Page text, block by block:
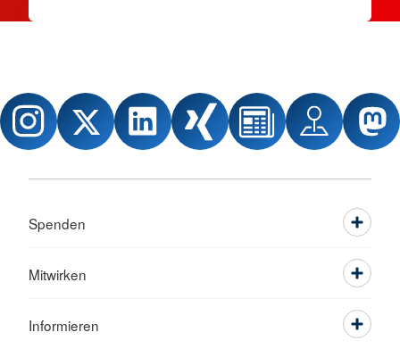
Spenden
Mitwirken
Informieren